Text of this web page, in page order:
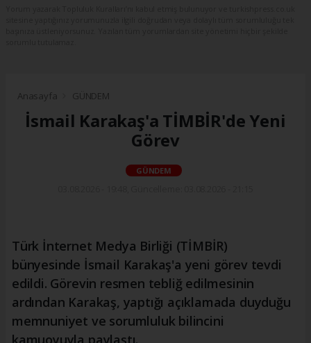
Anasayfa GÜNDEM
İsmail Karakaş'a TİMBİR'de Yeni
Görev
GÜNDEM
Türk İnternet Medya Birliği (TİMBİR)
bünyesinde İsmail Karakaş'a yeni görev tevdi
edildi. Görevin resmen tebliğ edilmesinin
ardından Karakaş, yaptığı açıklamada duyduğu
memnuniyet ve sorumluluk bilincini
kamuoyuyla paylaştı.